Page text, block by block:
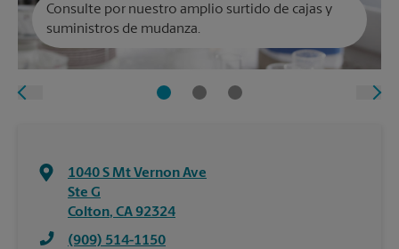
Consulte por nuestro amplio surtido de cajas y
suministros de mudanza.
1040 S Mt Vernon Ave
Ste G
Colton, CA92324
(909) 514-1150